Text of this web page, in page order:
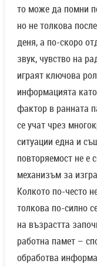
то може да помни
но не толкова
деня, а по-скоро
звук, чувство на
играят ключова
информацията
фактор в ранната
се учат чрез
ситуации една и
повторяемост не е
механизъм за
Колкото по-често
толкова по-силно
на възрастта
работна памет –
обработва